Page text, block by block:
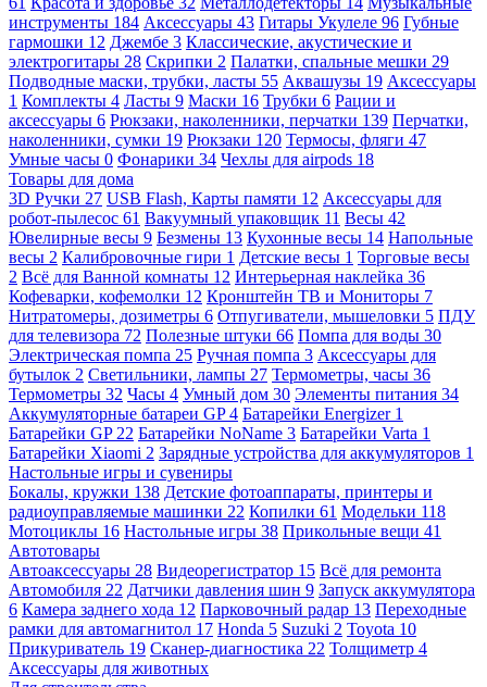
инструменты 184 Аксессуары 43 Гитары Укулеле 96 Губные
гармошки 12 Джембе 3 Классические, акустические и
электрогитары 28 Скрипки 2 Палатки, спальные мешки 29
Подводные маски, трубки, ласты 55 Аквашузы 19 Аксессуары
1 Комплекты 4 Ласты 9 Маски 16 Трубки 6 Рации и
аксессуары 6 Рюкзаки, наколенники, перчатки 139 Перчатки,
наколенники, сумки 19 Рюкзаки 120 Термосы, фляги 47
Умные часы 0 Фонарики 34 Чехлы для airpods 18
Товары для дома
3D Ручки 27 USB Flash, Карты памяти 12 Аксессуары для
робот-пылесос 61 Вакуумный упаковщик 11 Весы 42
Ювелирные весы 9 Безмены 13 Кухонные весы 14 Напольные
весы 2 Калибровочные гири 1 Детские весы 1 Торговые весы
2 Всё для Ванной комнаты 12 Интерьерная наклейка 36
Кофеварки, кофемолки 12 Кронштейн ТВ и Мониторы 7
Нитратомеры, дозиметры 6 Отпугиватели, мышеловки 5 ПДУ
для телевизора 72 Полезные штуки 66 Помпа для воды 30
Электрическая помпа 25 Ручная помпа 3 Аксессуары для
бутылок 2 Светильники, лампы 27 Термометры, часы 36
Термометры 32 Часы 4 Умный дом 30 Элементы питания 34
Аккумуляторные батареи GP4 Батарейки Energizer 1
Батарейки GP 22 Батарейки NoName 3 Батарейки Varta 1
Батарейки Xiaomi 2 Зарядные устройства для аккумуляторов 1
Настольные игры и сувениры
Бокалы, кружки 138 Детские фотоаппараты, принтеры и
радиоуправляемые машинки 22 Копилки 61 Модельки 118
Мотоциклы 16 Настольные игры 38 Прикольные вещи 41
Автотовары
Автоаксессуары 28 Видеорегистратор 15 Всё для ремонта
Автомобиля 22 Датчики давления шин 9 Запуск аккумулятора
6 Камера заднего хода 12 Парковочный радар 13 Переходные
рамки для автомагнитол 17 Honda 5 Suzuki 2 Toyota 10
Прикуриватель 19 Сканер-диагностика 22 Толщиметр 4
Аксессуары для животных